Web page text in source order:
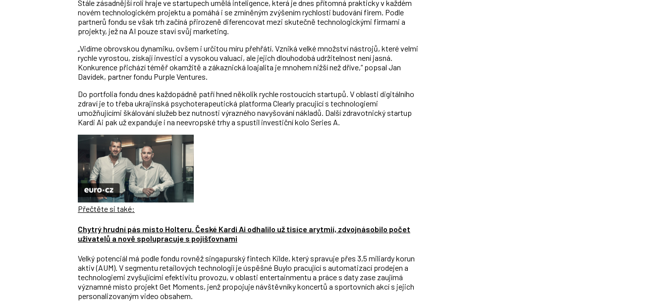
Stále zásadnější roli hraje ve startupech umělá inteligence, která je dnes přítomná prakticky v každém
novém technologickém projektu a pomáhá i se zmíněným zvýšením rychlosti budování firem. Podle
partnerů fondu se však trh začíná přirozeně diferencovat mezi skutečně technologickými firmami a
projekty, jež na AI pouze staví svůj marketing.
„Vidíme obrovskou dynamiku, ovšem i určitou míru přehřátí. Vzniká velké množství nástrojů, které velmi
rychle vyrostou, získají investici a vysokou valuaci, ale jejich dlouhodobá udržitelnost není jasná.
Konkurence přichází téměř okamžitě a zákaznická loajalita je mnohem nižší než dříve,“ popsal Jan
Davídek, partner fondu Purple Ventures.
Do portfolia fondu dnes každopádně patří hned několik rychle rostoucích startupů. V oblasti digitálního
zdraví je to třeba ukrajinská psychoterapeutická platforma Clearly pracující s technologiemi
umožňujícími škálování služeb bez nutnosti výrazného navyšování nákladů. Další zdravotnický startup
Kardi Ai pak už expanduje i na neevropské trhy a spustil investiční kolo Series A.
Přečtěte si také:
Chytrý hrudní pás místo Holteru. České Kardi Ai odhalilo už tisíce arytmií, zdvojnásobilo počet
uživatelů a nově spolupracuje s pojišťovnami
Velký potenciál má podle fondu rovněž singapurský fintech Kilde, který spravuje přes 3,5 miliardy korun
aktiv (AUM). V segmentu retailových technologií je úspěšné Buylo pracující s automatizací prodejen a
technologiemi zvyšujícími efektivitu provozu, v oblasti entertainmentu a práce s daty zase zaujímá
významné místo projekt Get Moments, jenž propojuje návštěvníky koncertů a sportovních akcí s jejich
personalizovaným video obsahem.